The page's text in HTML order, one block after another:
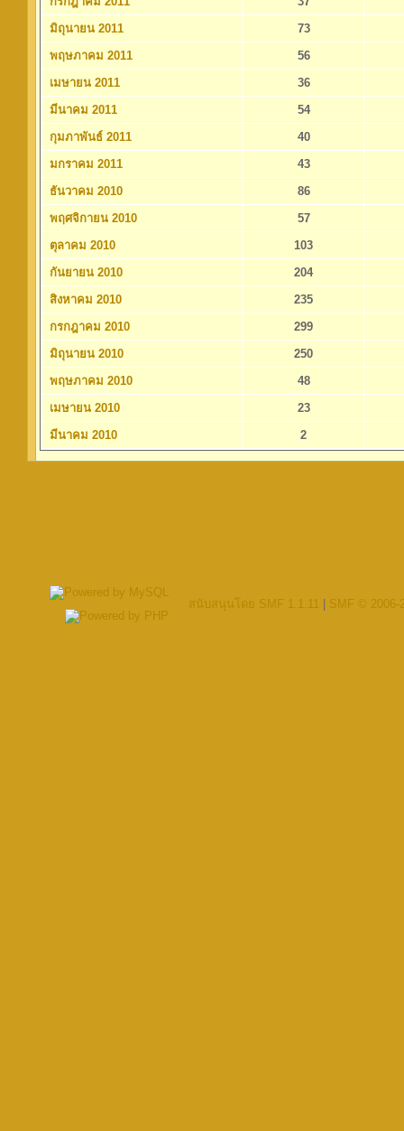
มิถุนายน 2011
73
พฤษภาคม 2011
56
เมษายน 2011
36
มีนาคม 2011
54
กุมภาพันธ์ 2011
40
มกราคม 2011
43
ธันวาคม 2010
86
พฤศจิกายน 2010
57
ตุลาคม 2010
103
กันยายน 2010
204
สิงหาคม 2010
235
กรกฎาคม 2010
299
มิถุนายน 2010
250
พฤษภาคม 2010
48
เมษายน 2010
23
มีนาคม 2010
2
สนับสนุนโดย SMF 1.1.11 | SMF © 2006-